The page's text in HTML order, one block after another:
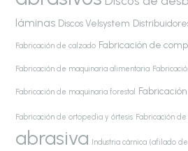
láminas Discos Velsystem
Fabricación de calzado Fabricación de
Fabricación de maquinaria alimentaria
Fabricación de maquinaria forestal
Fabricación de ortopedia y órtesis Fabricación
abrasiva
Industria cárnica (afilado